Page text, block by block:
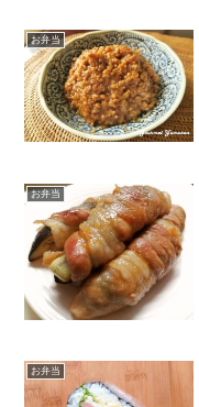
お弁当
お弁当
お弁当